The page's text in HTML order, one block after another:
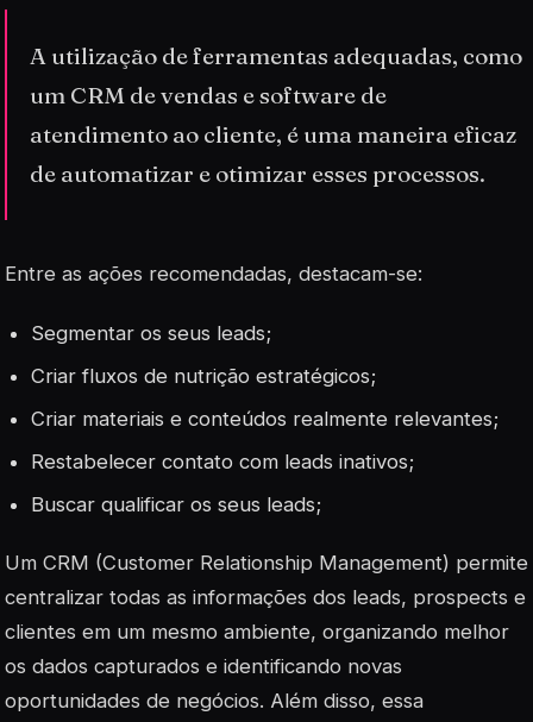
A utilização de ferramentas adequadas, como
um CRM de vendas e software de
atendimento ao cliente, é uma maneira eficaz
de automatizar e otimizar esses processos.
Entre as ações recomendadas, destacam-se:
Segmentar os seus leads;
Criar fluxos de nutrição estratégicos;
Criar materiais e conteúdos realmente relevantes;
Restabelecer contato com leads inativos;
Buscar qualificar os seus leads;
Um CRM (Customer Relationship Management) permite
centralizar todas as informações dos leads, prospects e
clientes em um mesmo ambiente, organizando melhor
os dados capturados e identificando novas
oportunidades de negócios. Além disso, essa